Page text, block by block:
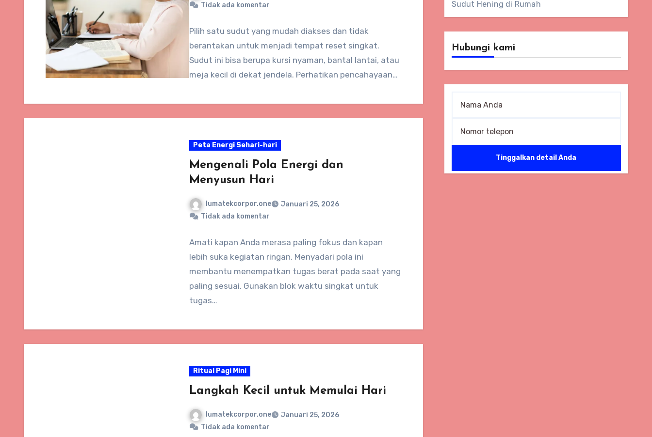
Tidak ada komentar
Pilih satu sudut yang mudah diakses dan tidak
berantakan untuk menjadi tempat reset singkat.
Sudut ini bisa berupa kursi nyaman, bantal lantai, atau
meja kecil di dekat jendela. Perhatikan pencahayaan…
Peta Energi Sehari-hari
Mengenali Pola Energi dan
Menyusun Hari
lumatekcorpor.one
Januari 25, 2026
Tidak ada komentar
Amati kapan Anda merasa paling fokus dan kapan
lebih suka kegiatan ringan. Menyadari pola ini
membantu menempatkan tugas berat pada saat yang
paling sesuai. Gunakan blok waktu singkat untuk
tugas…
Ritual Pagi Mini
Langkah Kecil untuk Memulai Hari
lumatekcorpor.one
Januari 25, 2026
Tidak ada komentar
Sudut Hening di Rumah
Hubungi kami